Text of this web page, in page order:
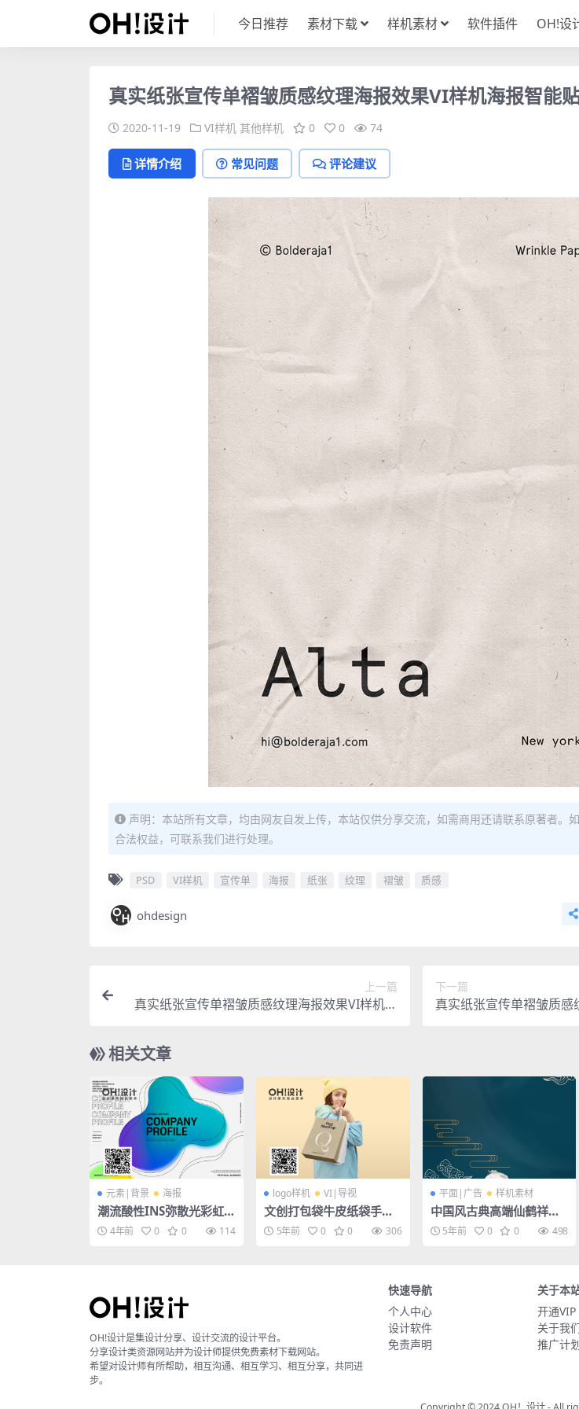
今日推荐 素材下载 样机素材 软件插件 OH!设
真实纸张宣传单褶皱质感纹理海报效果VI样机海报智能
2020-11-19 VI样机 其他样机 0 0 74
详情介绍 常见问题 评论建议
声明：本站所有文章，均由网友自发上传，本站仅供分享交流，如需商用还请联系原著者。
合法权益，可联系我们进行处理。
PSD VI样机 宣传单 海报 纸张 纹理 褶皱 质感
ohdesign
上一篇
真实纸张宣传单褶皱质感纹理海报效果VI样机海
下一篇
真实纸张宣传单褶皱质感
相关文章
元素|背景 海报
潮流酸性INS弥散光彩虹
光渐变海报PSD背景素材
模板
4年前 0 0 114
logo样机 VI|导视
文创打包袋牛皮纸袋手提
袋单肩包挎包包装袋logo
场景样机
5年前 0 0 306
平面|广告 样机素材
中国风古典高端仙鹤祥云
背景宣传海报设计PSD素
材
5年前 0 0 498
OH!设计是集设计分享、设计交流的设计平台。
分享设计类资源网站并为设计师提供免费素材下载网站。
希望对设计师有所帮助，相互沟通、相互学习、相互分享，共同进
步。
快速导航
个人中心
设计软件
免责声明
关于本
开通VIP
关于我
推广计